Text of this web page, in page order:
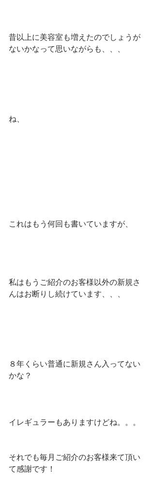
昔以上に美容室も増えたのでしょうが
ないかなって思いながらも、、、
ね、
これはもう何回も書いていますが、
私はもうご紹介のお客様以外の新規さ
んはお断りし続けています、、、
８年くらい普通に新規さん入ってない
かな？
イレギュラーもありますけどね。。。
それでも毎月ご紹介のお客様来て頂い
て感謝です！